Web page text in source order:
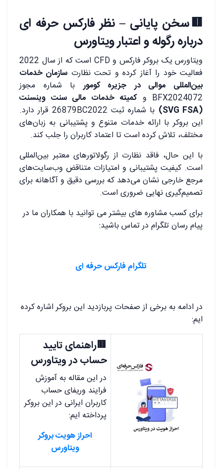
🟥سخن پایانی – نظر فارکس حرفه ای
درباره رگوله و اعتبار ویتاورس
ویتاورس یک بروکر فارکس و CFD است که از سال 2022
فعالیت خود را آغاز کرده و تحت نظارت سازمان خدمات
بین‌المللی موالی در جزیره کوموربا شماره مجوز
BFX2024072 و
کمیته خدمات مالی سنت وینسنت
(SVG FSA)
با شماره ثبت 26879BC2022 قرار دارد.
این بروکر با ارائه خدمات متنوع و پشتیبانی به زبان‌های
مختلف، تلاش کرده است تا اعتماد کاربران را جلب کند.
با این حال، فاقد نظارت از رگولاتورهای معتبر بین‌المللی
است. کیفیت پشتیبانی و امتیازات متناقض وب‌سایت‌های
مرجع خارجی نشان می‌دهد که بررسی دقیق و آگاهانه برای
تصمیم‌گیری نهایی ضروری است.
برای کسب مشاوره های بیشتر می توانید با همکاران ما در
پیام رسان تلگرام در تماس باشید:
تلگرام فارکس حرفه ای
در ادامه به برخی از صفحات پربازدید این بروکر اشاره کرده
ایم:
🟥راهنمای تایید
حساب در ویتاورس
در این مقاله به آموزش
فرایند وریفای حساب
کاربران ایرانی در این بروکر
پرداخته ایم:
احراز هویت بروکر
ویتاورس